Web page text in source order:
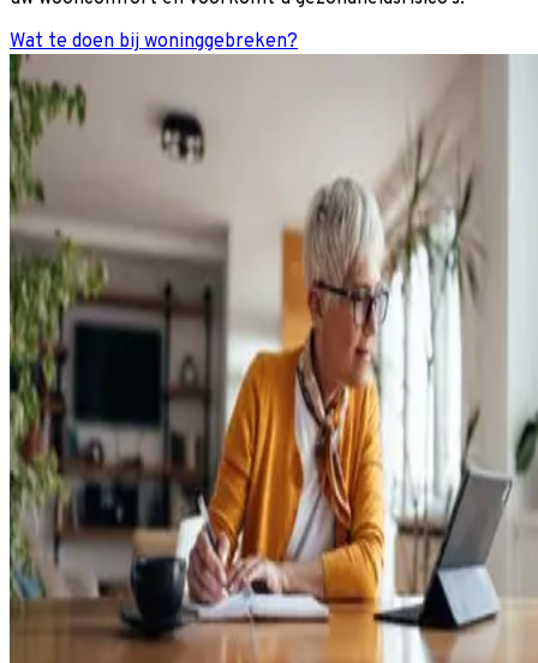
Wat te doen bij woninggebreken?